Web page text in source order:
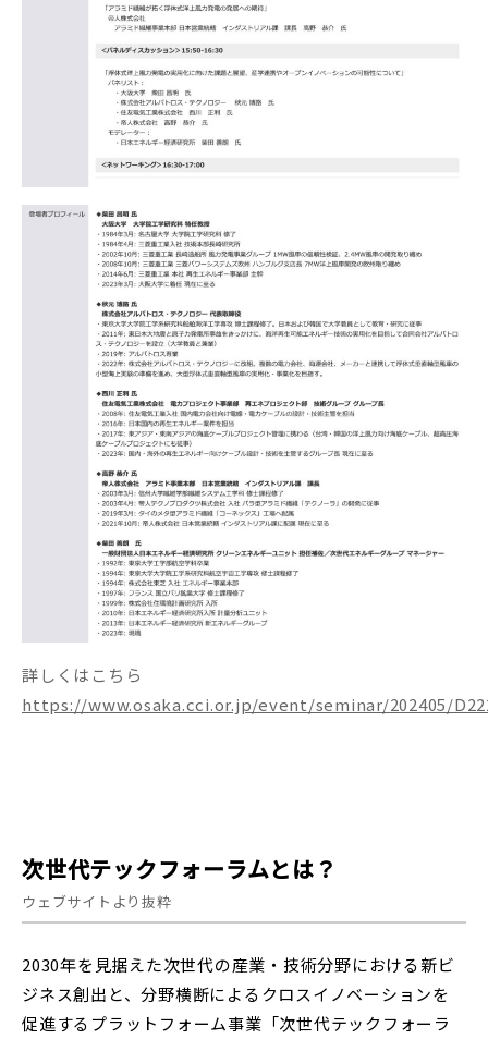
詳しくはこちら
https://www.osaka.cci.or.jp/event/seminar/202405/
次世代テックフォーラムとは？
ウェブサイトより抜粋
2030年を見据えた次世代の産業・技術分野における新ビ
ジネス創出と、分野横断によるクロスイノベーションを
促進するプラットフォーム事業「次世代テックフォーラ